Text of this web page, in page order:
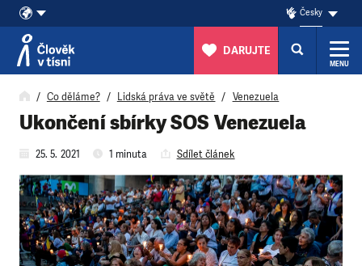
Přeskočit na obsah
Česky
DARUJTE
MENU
Co děláme? Lidská práva ve světě Venezuela
Ukončení sbírky SOS Venezuela
25. 5. 2021 1 minuta Sdílet článek